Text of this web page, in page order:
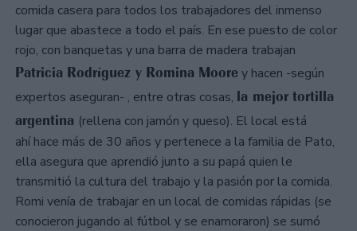
comida casera para todos los trabajadores del inmenso
lugar que abastece a todo el país. En ese puesto de color
rojo, con banquetas y una barra de madera trabajan
Patricia Rodríguez y Romina Moore y hacen -según
expertos aseguran- , entre otras cosas, la mejor tortilla
argentina (rellena con jamón y queso). El local está
ahí hace más de 30 años y pertenece a la familia de Pato,
ella asegura que aprendió junto a su papá quien le
transmitió la cultura del trabajo y la pasión por la comida.
Romi venía de trabajar en un local de comidas rápidas (se
conocieron jugando al fútbol y se enamoraron) se sumó